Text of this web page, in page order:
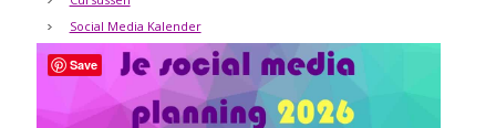
Social Media Kalender
Save